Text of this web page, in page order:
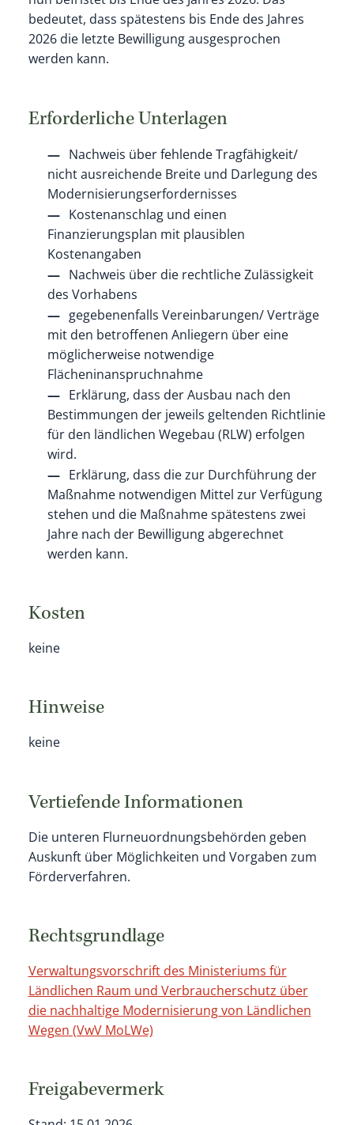
bedeutet, dass spätestens bis Ende des Jahres
2026 die letzte Bewilligung ausgesprochen
werden kann.
Erforderliche Unterlagen
Nachweis über fehlende Tragfähigkeit/
nicht ausreichende Breite und Darlegung des
Modernisierungserfordernisses
Kostenanschlag und einen
Finanzierungsplan mit plausiblen
Kostenangaben
Nachweis über die rechtliche Zulässigkeit
des Vorhabens
gegebenenfalls Vereinbarungen/ Verträge
mit den betroffenen Anliegern über eine
möglicherweise notwendige
Flächeninanspruchnahme
Erklärung, dass der Ausbau nach den
Bestimmungen der jeweils geltenden Richtlinie
für den ländlichen Wegebau (RLW) erfolgen
wird.
Erklärung, dass die zur Durchführung der
Maßnahme notwendigen Mittel zur Verfügung
stehen und die Maßnahme spätestens zwei
Jahre nach der Bewilligung abgerechnet
werden kann.
Kosten
keine
Hinweise
keine
Vertiefende Informationen
Die unteren Flurneuordnungsbehörden geben
Auskunft über Möglichkeiten und Vorgaben zum
Förderverfahren.
Rechtsgrundlage
Verwaltungsvorschrift des Ministeriums für
Ländlichen Raum und Verbraucherschutz über
die nachhaltige Modernisierung von Ländlichen
Wegen (VwV MoLWe)
Freigabevermerk